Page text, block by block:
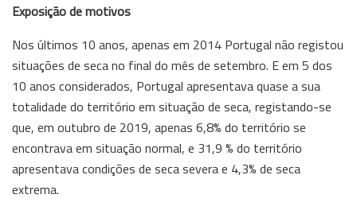
Exposição de motivos
Nos últimos 10 anos, apenas em 2014 Portugal não registou
situações de seca no final do mês de setembro. E em 5 dos
10 anos considerados, Portugal apresentava quase a sua
totalidade do território em situação de seca, registando-se
que, em outubro de 2019, apenas 6,8% do território se
encontrava em situação normal, e 31,9 % do território
apresentava condições de seca severa e 4,3% de seca
extrema.